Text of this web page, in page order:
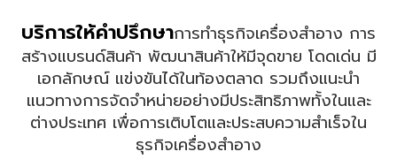
บริการให้คำปรึกษาการทำธุรกิจเครื่องสำอาง การ
สร้างแบรนด์สินค้า พัฒนาสินค้าให้มีจุดขาย โดดเด่น มี
เอกลักษณ์ แข่งขันได้ในท้องตลาด รวมถึงแนะนำ
แนวทางการจัดจำหน่ายอย่างมีประสิทธิภาพทั้งในและ
ต่างประเทศ เพื่อการเติบโตและประสบความสำเร็จใน
ธุรกิจเครื่องสำอาง